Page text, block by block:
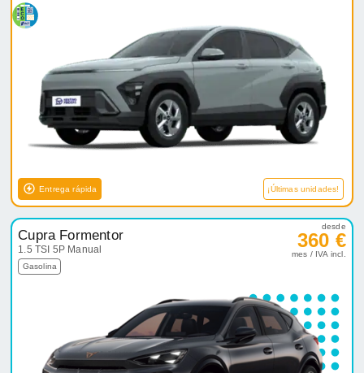
Entrega rápida ¡Últimas unidades!
Cupra Formentor
1.5 TSI 5P Manual
Gasolina
desde
360 €
mes / IVA incl.